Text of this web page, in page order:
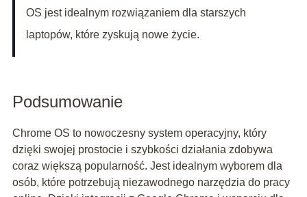
OS jest idealnym rozwiązaniem dla starszych
laptopów, które zyskują nowe życie.
Podsumowanie
Chrome OS to nowoczesny system operacyjny, który
dzięki swojej prostocie i szybkości działania zdobywa
coraz większą popularność. Jest idealnym wyborem dla
osób, które potrzebują niezawodnego narzędzia do pracy